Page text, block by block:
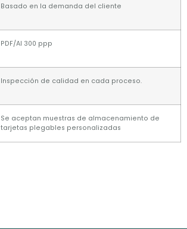
Basado en la demanda del cliente
PDF/AI 300 ppp
Inspección de calidad en cada proceso.
Se aceptan muestras de almacenamiento de
tarjetas plegables personalizadas